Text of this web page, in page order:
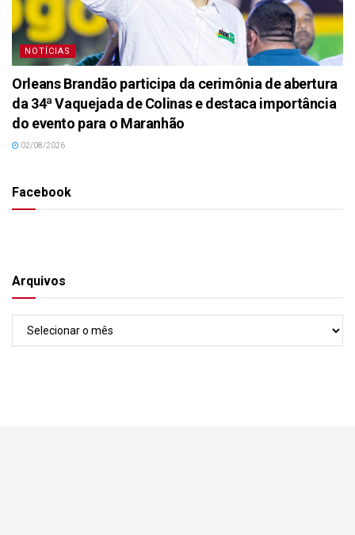
NOTÍCIAS
Orleans Brandão participa da cerimônia de abertura
da 34ª Vaquejada de Colinas e destaca importância
do evento para o Maranhão
02/08/2026
Facebook
Arquivos